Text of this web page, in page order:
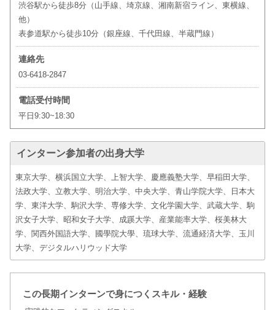
渋谷駅から徒歩8分（山手線、埼京線、湘南新宿ライン、東横線、
他）
表参道駅から徒歩10分（銀座線、千代田線、半蔵門線）
連絡先
03-6418-2847
電話受付時間
平日9:30~18:30
インターン参加者の出身大学
東京大学、横浜国立大学、上智大学、慶應義塾大学、早稲田大学、
法政大学、立教大学、明治大学、中央大学、青山学院大学、日本大
学、東洋大学、駒沢大学、専修大学、文化学園大学、武蔵大学、駒
沢女子大学、昭和女子大学、成蹊大学、産業能率大学、桜美林大
学、関西外国語大学、國學院大學、琉球大学、流通経済大学、玉川
大学、デジタルハリウッド大学
この長期インターンで身につくスキル・経験